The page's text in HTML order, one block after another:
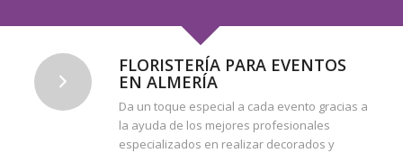
FLORISTERÍA PARA EVENTOS
EN ALMERÍA
Da un toque especial a cada evento gracias a
la ayuda de los mejores profesionales
especializados en realizar decorados y